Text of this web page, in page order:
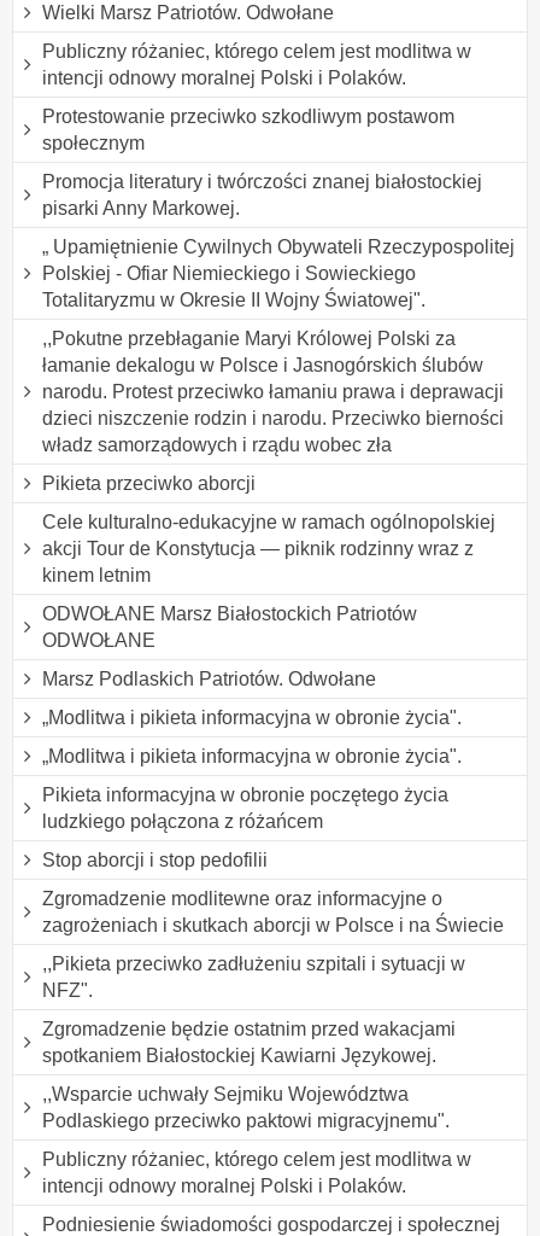
Wielki Marsz Patriotów. Odwołane
Publiczny różaniec, którego celem jest modlitwa w
intencji odnowy moralnej Polski i Polaków.
Protestowanie przeciwko szkodliwym postawom
społecznym
Promocja literatury i twórczości znanej białostockiej
pisarki Anny Markowej.
„ Upamiętnienie Cywilnych Obywateli Rzeczypospolitej
Polskiej - Ofiar Niemieckiego i Sowieckiego
Totalitaryzmu w Okresie II Wojny Światowej".
,,Pokutne przebłaganie Maryi Królowej Polski za
łamanie dekalogu w Polsce i Jasnogórskich ślubów
narodu. Protest przeciwko łamaniu prawa i deprawacji
dzieci niszczenie rodzin i narodu. Przeciwko bierności
władz samorządowych i rządu wobec zła
Pikieta przeciwko aborcji
Cele kulturalno-edukacyjne w ramach ogólnopolskiej
akcji Tour de Konstytucja — piknik rodzinny wraz z
kinem letnim
ODWOŁANE Marsz Białostockich Patriotów
ODWOŁANE
Marsz Podlaskich Patriotów. Odwołane
„Modlitwa i pikieta informacyjna w obronie życia".
„Modlitwa i pikieta informacyjna w obronie życia".
Pikieta informacyjna w obronie poczętego życia
ludzkiego połączona z różańcem
Stop aborcji i stop pedofilii
Zgromadzenie modlitewne oraz informacyjne o
zagrożeniach i skutkach aborcji w Polsce i na Świecie
,,Pikieta przeciwko zadłużeniu szpitali i sytuacji w
NFZ".
Zgromadzenie będzie ostatnim przed wakacjami
spotkaniem Białostockiej Kawiarni Językowej.
,,Wsparcie uchwały Sejmiku Województwa
Podlaskiego przeciwko paktowi migracyjnemu".
Publiczny różaniec, którego celem jest modlitwa w
intencji odnowy moralnej Polski i Polaków.
Podniesienie świadomości gospodarczej i społecznej